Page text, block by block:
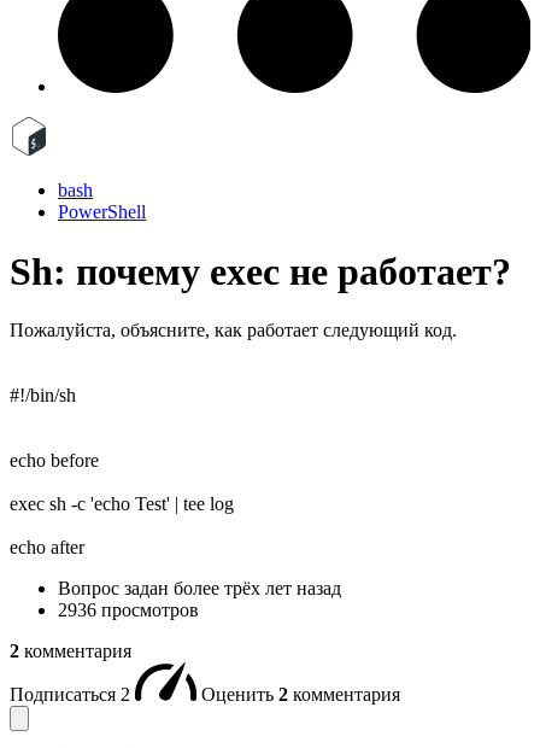
bash
PowerShell
Sh: почему exec не работает?
Пожалуйста, объясните, как работает следующий код.
#!/bin/sh
echo before
exec sh -c 'echo Test' | tee log
echo after
Вопрос задан более трёх лет назад
2936 просмотров
2 комментария
Подписаться 2 Оценить 2 комментария